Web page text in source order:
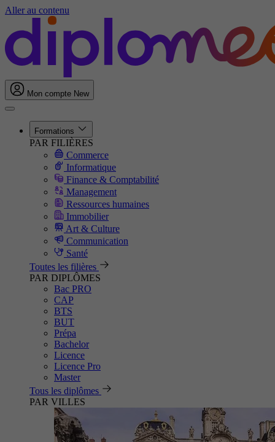
Aller au contenu
Mon compte New
Formations
PAR FILIÈRES
Commerce
Informatique
Finance & Comptabilité
Management
Ressources humaines
Immobilier
Art & Culture
Communication
Santé
Toutes les filières
PAR DIPLÔMES
Bac PRO
CAP
BTS
BUT
Prépa
Bachelor
Licence
Licence Pro
Master
Tous les diplômes
PAR VILLES